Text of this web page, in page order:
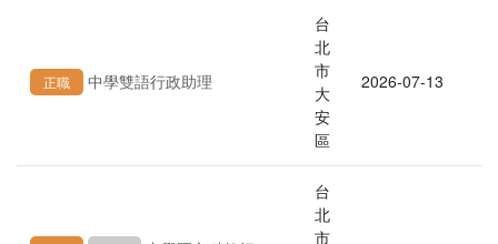
正職 中學雙語行政助理
台
北
市
大
安
區
2026-07-13
台
北
市